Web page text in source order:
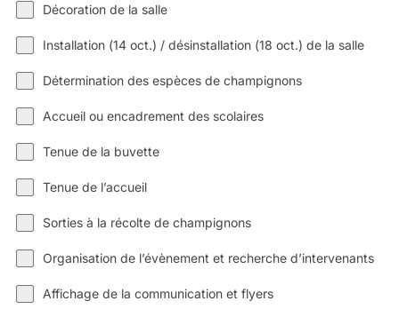
Décoration de la salle
Installation (14 oct.) / désinstallation (18 oct.) de la salle
Détermination des espèces de champignons
Accueil ou encadrement des scolaires
Tenue de la buvette
Tenue de l’accueil
Sorties à la récolte de champignons
Organisation de l’évènement et recherche d’intervenants
Affichage de la communication et flyers